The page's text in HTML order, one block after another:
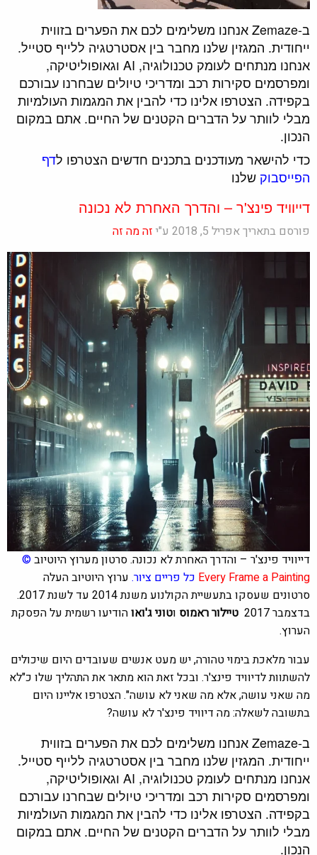
ב-Zemaze אנחנו משלימים לכם את הפערים בזווית
ייחודית. המגזין שלנו מחבר בין אסטרטגיה ללייף סטייל.
אנחנו מנתחים לעומק טכנולוגיה, AI וגאופוליטיקה,
ומפרסמים סקירות רכב ומדריכי טיולים שבחרנו עבורכם
בקפידה. הצטרפו אלינו כדי להבין את המגמות העולמיות
מבלי לוותר על הדברים הקטנים של החיים. אתם במקום
הנכון.
כדי להישאר מעודכנים בתכנים חדשים הצטרפו ל דף
הפייסבוקשלנו
דייוויד פינצ'ר – והדרך האחרת לא נכונה
פורסם בתאריך אפריל 5, 2018 ע"י זה מה זה
דייוויד פינצ'ר – והדרך האחרת לא נכונה. סרטון מערוץ היוטיוב©
Every Frame a Paintingכל פריים ציור.ערוץ היוטיוב העלה
סרטונים שעסקו בתעשיית הקולנוע משנת 2014 עד לשנת 2017.
בדצמבר 2017
טיילור ראמוסו טוני ג'ואוהודיעו רשמית על הפסקת
הערוץ.
עבור מלאכת בימוי טהורה, יש מעט אנשים שעובדים היום שיכולים
להשתוות לדיוויד פינצ'ר. ובכל זאת הוא מתאר את התהליך שלו כ"לא
מה שאני עושה, אלא מה שאני לא עושה". הצטרפו אליינו היום
בתשובה לשאלה: מה דיוויד פינצ'ר לא עושה?
ב-Zemaze אנחנו משלימים לכם את הפערים בזווית
ייחודית. המגזין שלנו מחבר בין אסטרטגיה ללייף סטייל.
אנחנו מנתחים לעומק טכנולוגיה, AI וגאופוליטיקה,
ומפרסמים סקירות רכב ומדריכי טיולים שבחרנו עבורכם
בקפידה. הצטרפו אלינו כדי להבין את המגמות העולמיות
מבלי לוותר על הדברים הקטנים של החיים. אתם במקום
הנכון.